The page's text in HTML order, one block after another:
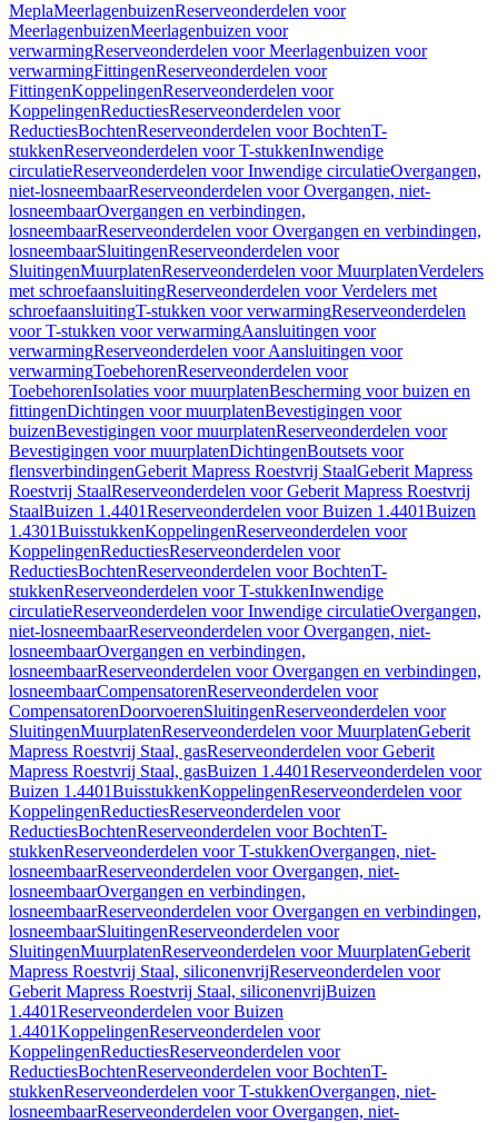
MeplaMeerlagenbuizenReserveonderdelen voor
MeerlagenbuizenMeerlagenbuizen voor
verwarmingReserveonderdelen voor Meerlagenbuizen voor
verwarmingFittingenReserveonderdelen voor
FittingenKoppelingenReserveonderdelen voor
KoppelingenReductiesReserveonderdelen voor
ReductiesBochtenReserveonderdelen voor BochtenT-
stukkenReserveonderdelen voor T-stukkenInwendige
circulatieReserveonderdelen voor Inwendige circulatieOvergangen,
niet-losneembaarReserveonderdelen voor Overgangen, niet-
losneembaarOvergangen en verbindingen,
losneembaarReserveonderdelen voor Overgangen en verbindingen,
losneembaarSluitingenReserveonderdelen voor
SluitingenMuurplatenReserveonderdelen voor MuurplatenVerdelers
met schroefaansluitingReserveonderdelen voor Verdelers met
schroefaansluitingT-stukken voor verwarmingReserveonderdelen
voor T-stukken voor verwarmingAansluitingen voor
verwarmingReserveonderdelen voor Aansluitingen voor
verwarmingToebehorenReserveonderdelen voor
ToebehorenIsolaties voor muurplatenBescherming voor buizen en
fittingenDichtingen voor muurplatenBevestigingen voor
buizenBevestigingen voor muurplatenReserveonderdelen voor
Bevestigingen voor muurplatenDichtingenBoutsets voor
flensverbindingenGeberit Mapress Roestvrij StaalGeberit Mapress
Roestvrij StaalReserveonderdelen voor Geberit Mapress Roestvrij
StaalBuizen 1.4401Reserveonderdelen voor Buizen 1.4401Buizen
1.4301BuisstukkenKoppelingenReserveonderdelen voor
KoppelingenReductiesReserveonderdelen voor
ReductiesBochtenReserveonderdelen voor BochtenT-
stukkenReserveonderdelen voor T-stukkenInwendige
circulatieReserveonderdelen voor Inwendige circulatieOvergangen,
niet-losneembaarReserveonderdelen voor Overgangen, niet-
losneembaarOvergangen en verbindingen,
losneembaarReserveonderdelen voor Overgangen en verbindingen,
losneembaarCompensatorenReserveonderdelen voor
CompensatorenDoorvoerenSluitingenReserveonderdelen voor
SluitingenMuurplatenReserveonderdelen voor MuurplatenGeberit
Mapress Roestvrij Staal, gasReserveonderdelen voor Geberit
Mapress Roestvrij Staal, gasBuizen 1.4401Reserveonderdelen voor
Buizen 1.4401BuisstukkenKoppelingenReserveonderdelen voor
KoppelingenReductiesReserveonderdelen voor
ReductiesBochtenReserveonderdelen voor BochtenT-
stukkenReserveonderdelen voor T-stukkenOvergangen, niet-
losneembaarReserveonderdelen voor Overgangen, niet-
losneembaarOvergangen en verbindingen,
losneembaarReserveonderdelen voor Overgangen en verbindingen,
losneembaarSluitingenReserveonderdelen voor
SluitingenMuurplatenReserveonderdelen voor MuurplatenGeberit
Mapress Roestvrij Staal, siliconenvrijReserveonderdelen voor
Geberit Mapress Roestvrij Staal, siliconenvrijBuizen
1.4401Reserveonderdelen voor Buizen
1.4401KoppelingenReserveonderdelen voor
KoppelingenReductiesReserveonderdelen voor
ReductiesBochtenReserveonderdelen voor BochtenT-
stukkenReserveonderdelen voor T-stukkenOvergangen, niet-
losneembaarReserveonderdelen voor Overgangen, niet-